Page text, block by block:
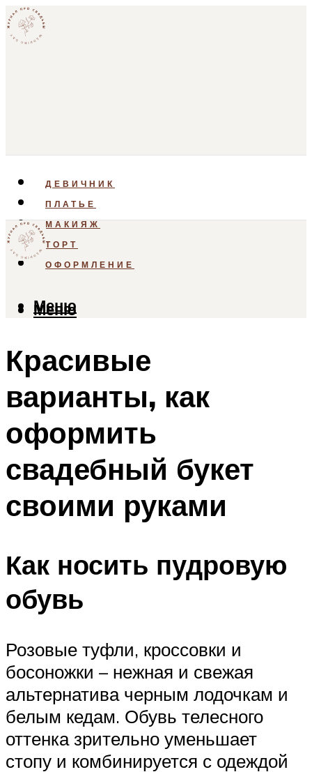
ДЕВИЧНИК
ПЛАТЬЕ
МАКИЯЖ
ТОРТ
ОФОРМЛЕНИЕ
Меню
Меню
Красивые
варианты, как
оформить
свадебный букет
своими руками
Как носить пудровую
обувь
Розовые туфли, кроссовки и
босоножки – нежная и свежая
альтернатива черным лодочкам и
белым кедам. Обувь телесного
оттенка зрительно уменьшает
стопу и комбинируется с одеждой